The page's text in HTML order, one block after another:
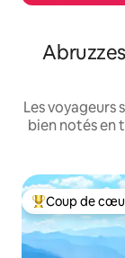
Les voyageurs
bien notés en
Coups de cœur
Coup de